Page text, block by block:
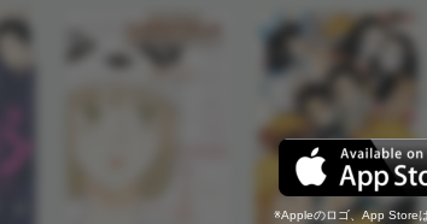
Appleのロゴ、App Store